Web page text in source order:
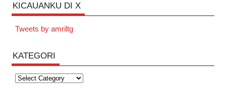
KICAUANKU DI X
Tweets by amriltg
KATEGORI
Kategori